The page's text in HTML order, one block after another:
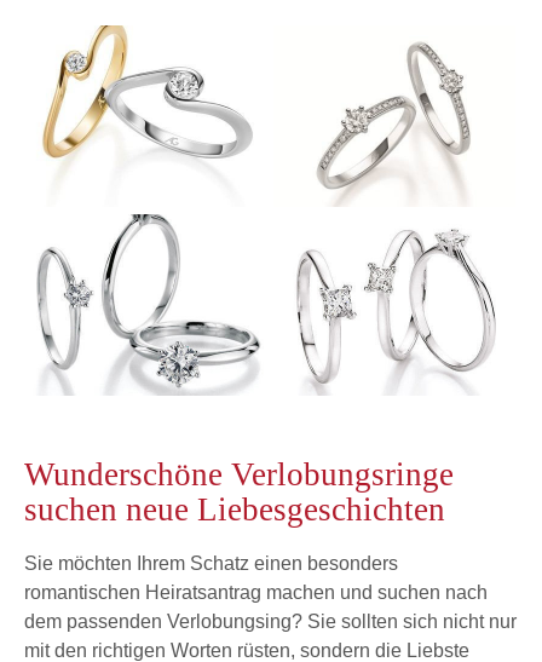
Wunderschöne Verlobungsringe
suchen neue Liebesgeschichten
Sie möchten Ihrem Schatz einen besonders
romantischen Heiratsantrag machen und suchen nach
dem passenden Verlobungsing? Sie sollten sich nicht nur
mit den richtigen Worten rüsten, sondern die Liebste